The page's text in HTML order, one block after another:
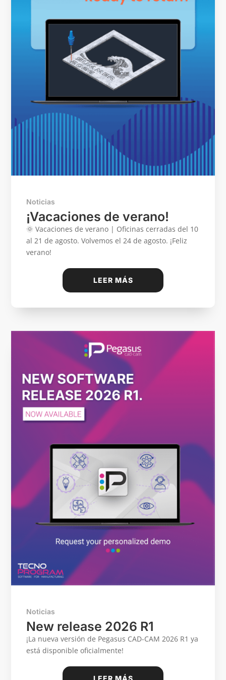
¡Vacaciones de verano!
Noticias
🌞 Vacaciones de verano | Oficinas cerradas del 10
al 21 de agosto. Volvemos el 24 de agosto. ¡Feliz
verano!
LEER MÁS
New release 2026 R1
Noticias
¡La nueva versión de Pegasus CAD-CAM 2026 R1 ya
está disponible oficialmente!